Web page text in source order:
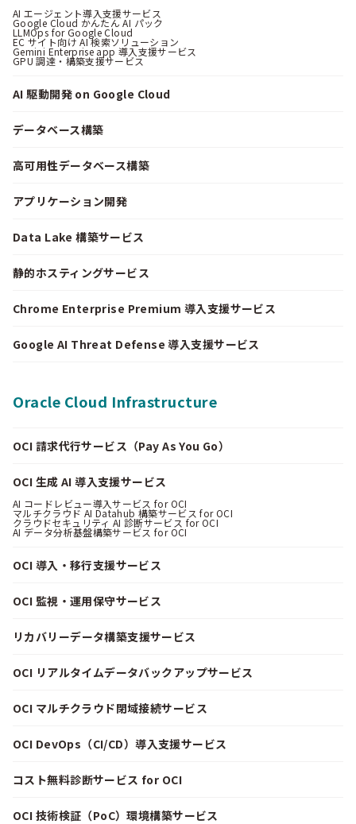
AI エージェント導入支援サービス
Google Cloud かんたん AI パック
LLMOps for Google Cloud
EC サイト向け AI 検索ソリューション
Gemini Enterprise app 導入支援サービス
GPU 調達・構築支援サービス
AI 駆動開発 on Google Cloud
データベース構築
高可用性データベース構築
アプリケーション開発
Data Lake 構築サービス
静的ホスティングサービス
Chrome Enterprise Premium 導入支援サービス
Google AI Threat Defense 導入支援サービス
Oracle Cloud Infrastructure
OCI 請求代行サービス（Pay As You Go）
OCI 生成 AI 導入支援サービス
AI コードレビュー導入サービス for OCI
マルチクラウド AI Datahub 構築サービス for OCI
クラウドセキュリティ AI 診断サービス for OCI
AI データ分析基盤構築サービス for OCI
OCI 導入・移行支援サービス
OCI 監視・運用保守サービス
リカバリーデータ構築支援サービス
OCI リアルタイムデータバックアップサービス
OCI マルチクラウド閉域接続サービス
OCI DevOps（CI/CD）導入支援サービス
コスト無料診断サービス for OCI
OCI 技術検証（PoC）環境構築サービス